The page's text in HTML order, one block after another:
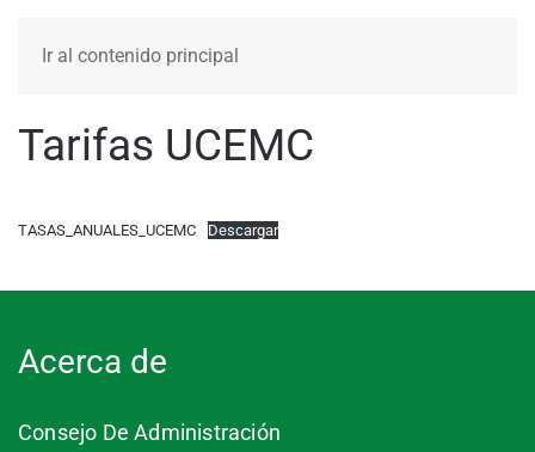
Ir al contenido principal
Tarifas UCEMC
TASAS_ANUALES_UCEMC Descargar
Acerca de
Consejo De Administración